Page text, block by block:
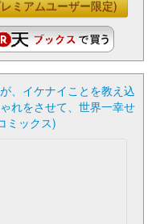
ミアムユーザー限定)
、イケナイことを教え込
れをさせて、世界一幸せ
ミックス)